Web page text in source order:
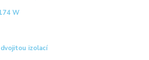
W
izolací